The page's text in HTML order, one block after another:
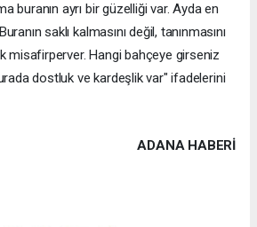
buranın ayrı bir güzelliği var. Ayda en
saklı kalmasını değil, tanınmasını
misafirperver. Hangi bahçeye girseniz
dostluk ve kardeşlik var" ifadelerini
ADANA HABERİ